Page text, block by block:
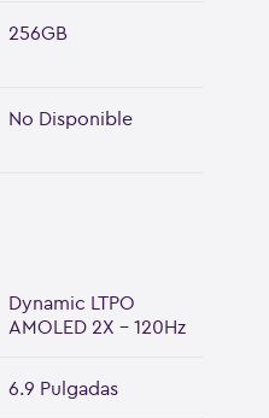
256GB
No Disponible
Dynamic LTPO
AMOLED 2X - 120Hz
6.9 Pulgadas